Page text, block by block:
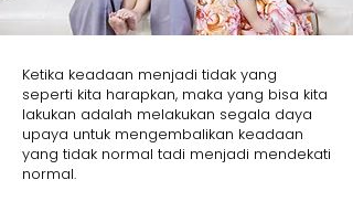
Ketika keadaan menjadi tidak yang
seperti kita harapkan, maka yang bisa kita
lakukan adalah melakukan segala daya
upaya untuk mengembalikan keadaan
yang tidak normal tadi menjadi mendekati
normal.